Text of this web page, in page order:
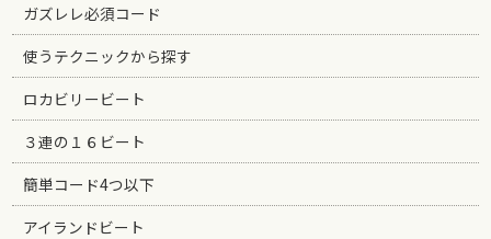
ガズレレ必須コード
使うテクニックから探す
ロカビリービート
３連の１６ビート
簡単コード4つ以下
アイランドビート